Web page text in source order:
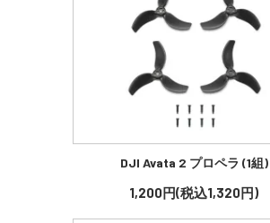
DJI Avata 2 プロペラ (1組)
1,200円(税込1,320円)